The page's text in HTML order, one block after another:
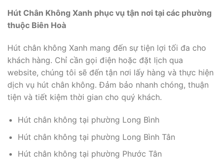
Hút Chân Không Xanh phục vụ tận nơi tại các phường
thuộc Biên Hoà
Hút chân không Xanh mang đến sự tiện lợi tối đa cho
khách hàng. Chỉ cần gọi điện hoặc đặt lịch qua
website, chúng tôi sẽ đến tận nơi lấy hàng và thực hiện
dịch vụ hút chân không. Đảm bảo nhanh chóng, thuận
tiện và tiết kiệm thời gian cho quý khách.
Hút chân không tại phường Long Bình
Hút chân không tại phường Long Bình Tân
Hút chân không tại phường Phước Tân